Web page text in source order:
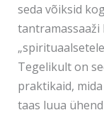
seda võiksid
tantramassaaži
Tegelikult on
praktikaid,
taas luua